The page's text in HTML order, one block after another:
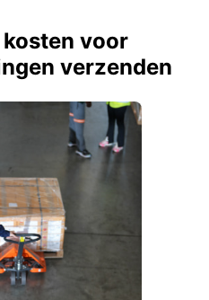
voor
verzenden